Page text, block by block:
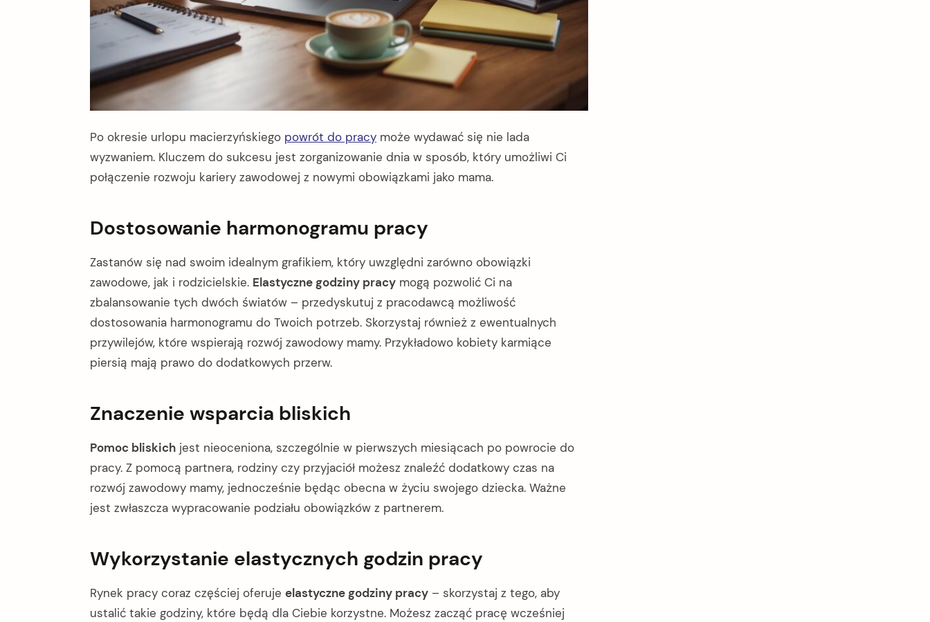
Po okresie urlopu macierzyńskiego powrót do pracy może wydawać się nie lada
wyzwaniem. Kluczem do sukcesu jest zorganizowanie dnia w sposób, który umożliwi Ci
połączenie rozwoju kariery zawodowej z nowymi obowiązkami jako mama.
Dostosowanie harmonogramu pracy
Zastanów się nad swoim idealnym grafikiem, który uwzględni zarówno obowiązki
zawodowe, jak i rodzicielskie. Elastyczne godziny pracy mogą pozwolić Ci na
zbalansowanie tych dwóch światów – przedyskutuj z pracodawcą możliwość
dostosowania harmonogramu do Twoich potrzeb. Skorzystaj również z ewentualnych
przywilejów, które wspierają rozwój zawodowy mamy. Przykładowo kobiety karmiące
piersią mają prawo do dodatkowych przerw.
Znaczenie wsparcia bliskich
Pomoc bliskich jest nieoceniona, szczególnie w pierwszych miesiącach po powrocie do
pracy. Z pomocą partnera, rodziny czy przyjaciół możesz znaleźć dodatkowy czas na
rozwój zawodowy mamy, jednocześnie będąc obecna w życiu swojego dziecka. Ważne
jest zwłaszcza wypracowanie podziału obowiązków z partnerem.
Wykorzystanie elastycznych godzin pracy
Rynek pracy coraz częściej oferuje elastyczne godziny pracy – skorzystaj z tego, aby
ustalić takie godziny, które będą dla Ciebie korzystne. Możesz zacząć pracę wcześniej